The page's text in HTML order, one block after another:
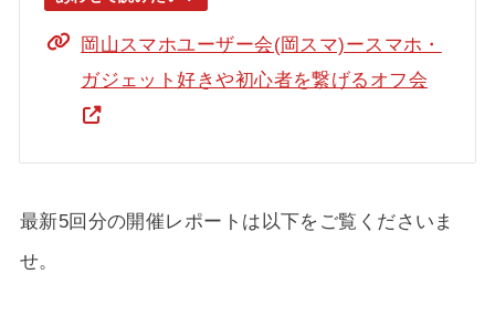
岡山スマホユーザー会(岡スマ)ースマホ・
ガジェット好きや初心者を繋げるオフ会
最新5回分の開催レポートは以下をご覧くださいま
せ。